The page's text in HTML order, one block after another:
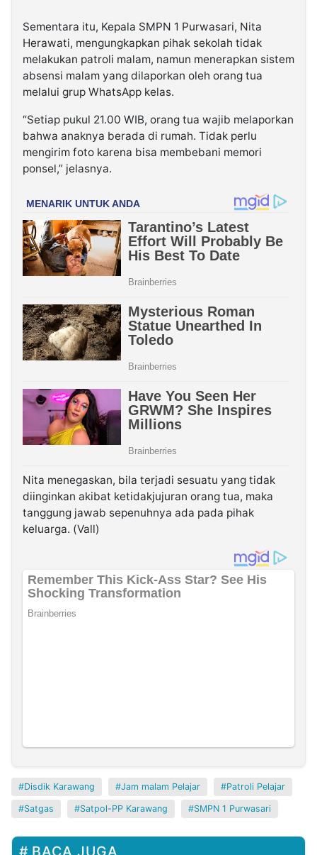
Sementara itu, Kepala SMPN 1 Purwasari, Nita
Herawati, mengungkapkan pihak sekolah tidak
melakukan patroli malam, namun menerapkan sistem
absensi malam yang dilaporkan oleh orang tua
melalui grup WhatsApp kelas.
“Setiap pukul 21.00 WIB, orang tua wajib melaporkan
bahwa anaknya berada di rumah. Tidak perlu
mengirim foto karena bisa membebani memori
ponsel,” jelasnya.
Nita menegaskan, bila terjadi sesuatu yang tidak
diinginkan akibat ketidakjujuran orang tua, maka
tanggung jawab sepenuhnya ada pada pihak
keluarga. (Vall)
Disdik Karawang Jam malam Pelajar Patroli Pelajar
Satgas Satpol-PP Karawang SMPN 1 Purwasari
BACA JUGA